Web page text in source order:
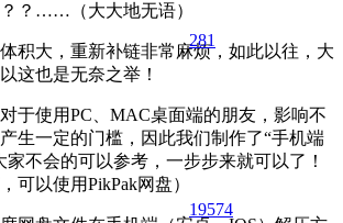
？……（大大地无语）
积大，重新补链非常麻烦，如此以往，大
这也是无奈之举！
于使用PC、MAC桌面端的朋友，影响不
生一定的门槛，因此我们制作了“手机端
家不会的可以参考，一步步来就可以了！
可以使用PikPak网盘）
281
19574